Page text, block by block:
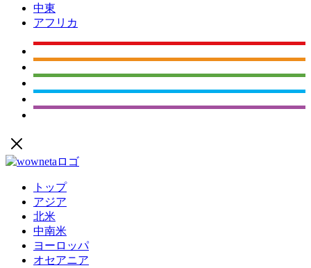
中東
アフリカ
トップ
アジア
北米
中南米
ヨーロッパ
オセアニア